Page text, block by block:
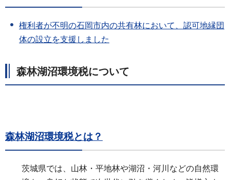
権利者が不明の石岡市内の共有林において、認可地縁団
体の設立を支援しました
森林湖沼環境税について
森林湖沼環境税とは？
茨城県では、山林・平地林や湖沼・河川などの自然環